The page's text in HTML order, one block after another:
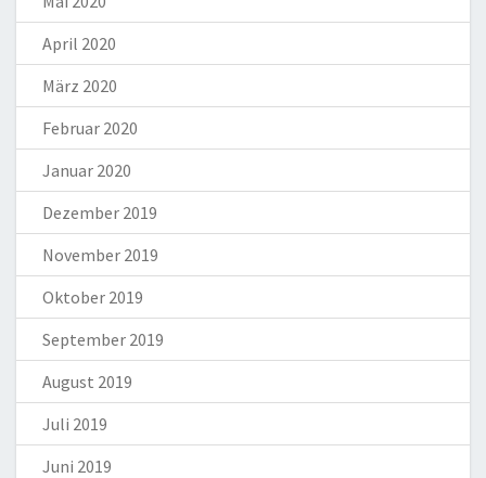
April 2020
März 2020
Februar 2020
Januar 2020
Dezember 2019
November 2019
Oktober 2019
September 2019
August 2019
Juli 2019
Juni 2019